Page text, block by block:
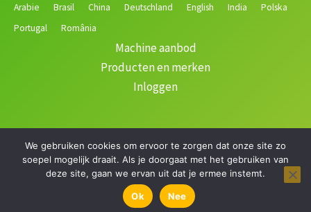
Arabie Brasil China Deutschland English India
Polska
Portugal
România
Machine aanbod
Producten en merken
Inloggen
Copyright © 2026 Veenma | Gerealiseerd door
We gebruiken cookies om ervoor te zorgen dat onze site zo
soepel mogelijk draait. Als je doorgaat met het gebruiken van
deze site, gaan we ervan uit dat je ermee instemt.
Ok Nee